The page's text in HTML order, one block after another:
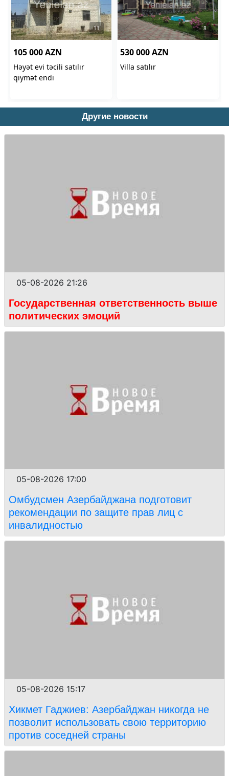
Другие новости
05-08-2026 21:26
Государственная ответственность выше
политических эмоций
05-08-2026 17:00
Омбудсмен Азербайджана подготовит
рекомендации по защите прав лиц с
инвалидностью
05-08-2026 15:17
Хикмет Гаджиев: Азербайджан никогда не
позволит использовать свою территорию
против соседней страны